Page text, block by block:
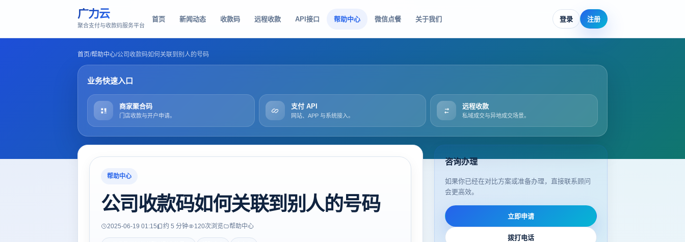
广力云
聚合支付与收款码服务平台
首页 新闻动态 收款码 远程收款 API接口 帮助中心 微信点餐 关于我们 登录 注册
首页/帮助中心/公司收款码如何关联到别人的号码
业务快速入口
商家聚合码
门店收款与开户申请。
支付 API
网站、APP 与系统接入。
远程收款
私域成交与异地成交场景。
帮助中心
公司收款码如何关联到别人的号码
2025-06-19 01:15 约 5 分钟 120次浏览 帮助中心
咨询办理
如果你已经在对比方案或准备办理，直接联系顾问
会更高效。
立即申请
拨打电话